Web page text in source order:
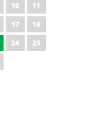
10
11
17
18
24
25